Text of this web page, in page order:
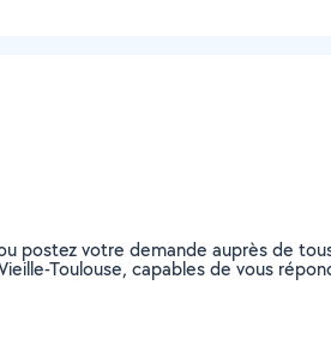
postez votre demande auprès de
Toulouse, capables de vous